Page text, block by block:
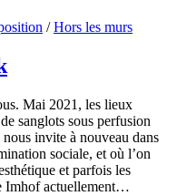
/Hors les murs
Mai 2021, les lieux
sanglots sous perfusion
invite à nouveau dans
sociale, et où l’on
et parfois les
Imhof actuellement…